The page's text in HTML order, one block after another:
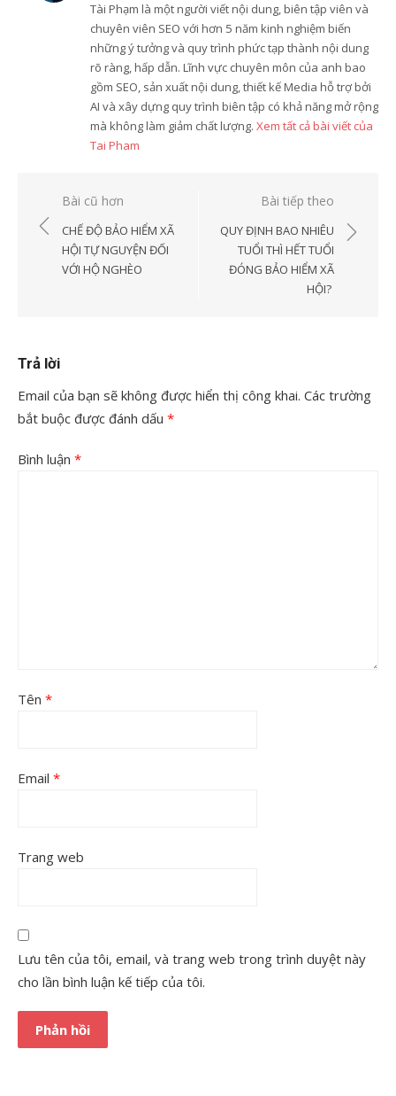
Tài Phạm là một người viết nội dung, biên tập viên và
chuyên viên SEO với hơn 5 năm kinh nghiệm biến
những ý tưởng và quy trình phức tạp thành nội dung
rõ ràng, hấp dẫn. Lĩnh vực chuyên môn của anh bao
gồm SEO, sản xuất nội dung, thiết kế Media hỗ trợ bởi
AI và xây dựng quy trình biên tập có khả năng mở rộng
mà không làm giảm chất lượng. Xem tất cả bài viết của
Tai Pham
Điều
hướng
viết
Bài cũ hơn
CHẾ ĐỘ BẢO HIỂM XÃ
HỘI TỰ NGUYỆN ĐỐI
VỚI HỘ NGHÈO
Bài tiếp theo
QUY ĐỊNH BAO NHIÊU
TUỔI THÌ HẾT TUỔI
ĐÓNG BẢO HIỂM XÃ
HỘI?
Trả lời
Email của bạn sẽ không được hiển thị công khai. Các trường
bắt buộc được đánh dấu *
Bình luận *
Tên *
Email *
Trang web
Lưu tên của tôi, email, và trang web trong trình duyệt này
cho lần bình luận kế tiếp của tôi.